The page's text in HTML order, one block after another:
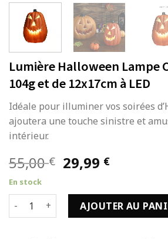
Lumière Halloween Lampe
104g et de 12x17cm à LED
Idéale pour illuminer vos soirées
ajoutera une touche sinistre et
intérieur.
55,00€ Le
prix
initial
était :
55,00 €.
29,99 €Le
actuel
est :
29,99 €.
En stock
quantité de Lumière Halloween
AJOUTER AU